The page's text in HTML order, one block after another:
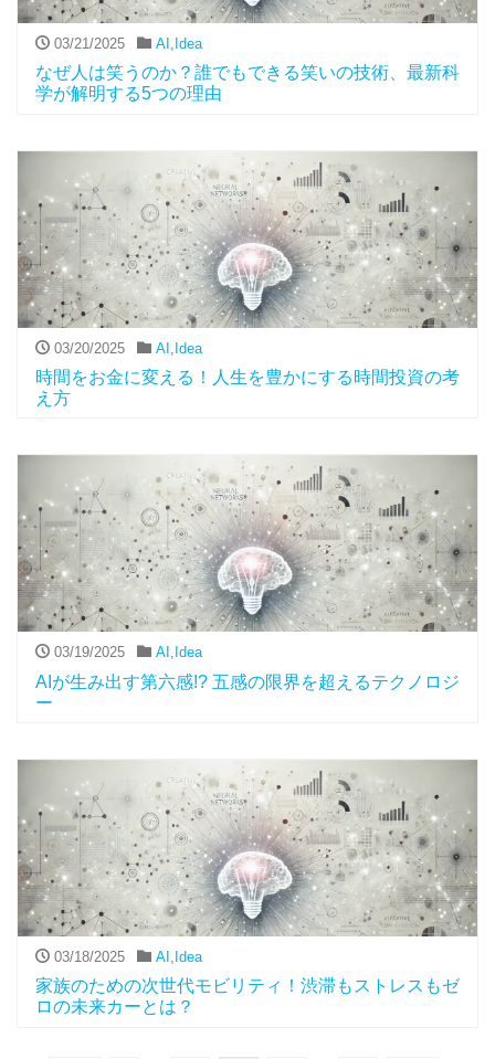
03/21/2025 AI , Idea
なぜ人は笑うのか？誰でもできる笑いの技術、最新科
学が解明する5つの理由
03/20/2025 AI Idea
時間をお金に変える！人生を豊かにする時間投資の考
え方
03/19/2025 AI , Idea
AIが生み出す第六感!? 五感の限界を超えるテクノロジ
ー
03/18/2025 AI Idea
家族のための次世代モビリティ！渋滞もストレスもゼ
ロの未来カーとは？